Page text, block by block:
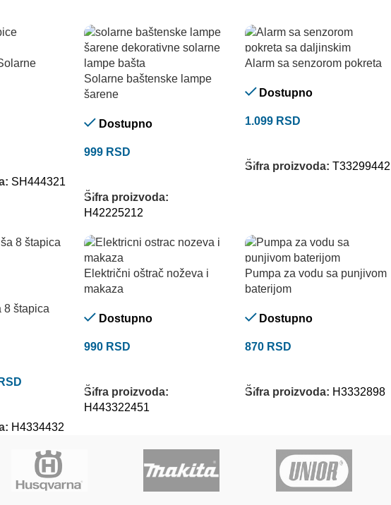
SH444321
Solarne baštenske lampe
šarene
Dostupno
999 RSD
Šifra proizvoda:
H42225212
Alarm sa senzorom pokreta
Dostupno
1.099 RSD
Šifra proizvoda: T33299442
8 štapica
RSD
H4334432
Električni oštrač noževa i
makaza
Dostupno
990 RSD
Šifra proizvoda:
H443322451
Pumpa za vodu sa punjivom
baterijom
Dostupno
870 RSD
Šifra proizvoda: H3332898